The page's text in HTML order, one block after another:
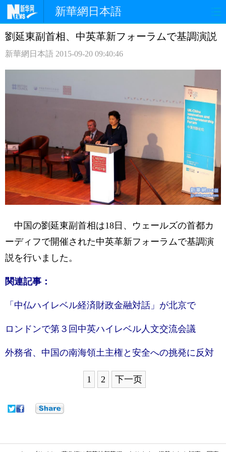
新華網日本語
ホームページ 政治 経済
観光 写真
劉延東副首相、中英革新フォーラムで基調演説
新華網日本語 2015-09-20 09:40:46
中国の劉延東副首相は18日、ウェールズの首都カ
ーディフで開催された中英革新フォーラムで基調演
説を行いました。
関連記事：
「中仏ハイレベル経済財政金融対話」が北京で
ロンドンで第３回中英ハイレベル人文交流会議
外務省、中国の南海領土主権と安全への挑発に反対
1 2 下一页